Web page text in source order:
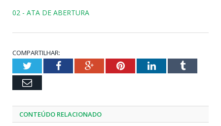
02 - ATA DE ABERTURA
COMPARTILHAR:
TwitterFacebookGoogle+PinterestLinkedInTumblr
Email
CONTEÚDO RELACIONADO